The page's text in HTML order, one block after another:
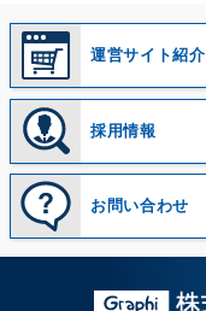
運営サイト紹介
採用情報
お問い合わせ